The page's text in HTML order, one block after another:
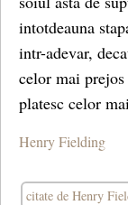
intotdeauna
intr-adevar,
celor mai
platesc celor
Henry Fielding
citate de Henry